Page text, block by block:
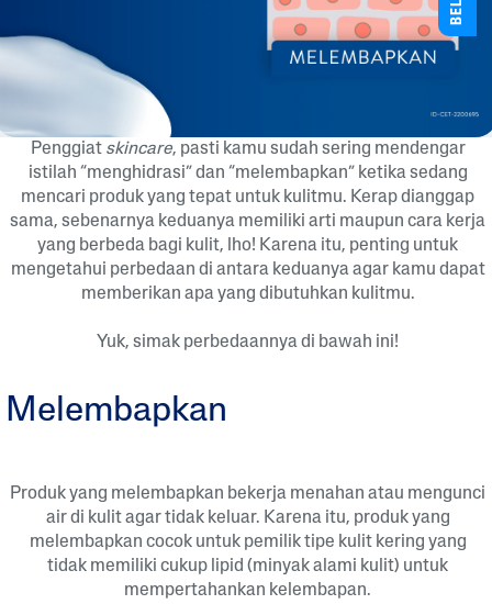
Penggiat skincare, pasti kamu sudah sering mendengar
istilah “menghidrasi” dan “melembapkan” ketika sedang
mencari produk yang tepat untuk kulitmu. Kerap dianggap
sama, sebenarnya keduanya memiliki arti maupun cara kerja
yang berbeda bagi kulit, lho! Karena itu, penting untuk
mengetahui perbedaan di antara keduanya agar kamu dapat
memberikan apa yang dibutuhkan kulitmu.
Yuk, simak perbedaannya di bawah ini!
Melembapkan
Produk yang melembapkan bekerja menahan atau mengunci
air di kulit agar tidak keluar. Karena itu, produk yang
melembapkan cocok untuk pemilik tipe kulit kering yang
tidak memiliki cukup lipid (minyak alami kulit) untuk
mempertahankan kelembapan.